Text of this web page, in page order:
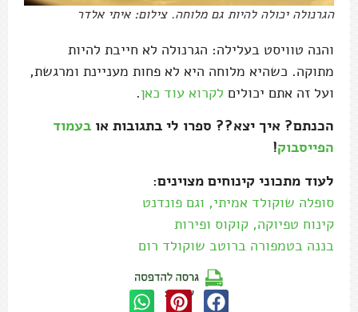
הגרנולה יכולה להיות גם מלוחה. צילום: איתי אלדר
והנה טוויסט בעלילה: הגרנולה לא חייבת להיות
מתוקה. כשהיא מלוחה היא לא פחות מעניינת ומרגשת,
ועל זה אתם יכולים לקרוא עוד כאן.
הכנתם? איך יצא?? ספרו לי בתגובות או בעמוד
הפייסבוק!
לעוד מתכוני קינוחים מצוינים:
סופלה שוקולד אמיתי, וגם פונדנט
קינוח טפיוקה, קוקוס ופירות
בננה בטמפורה ברוטב שוקולד רום
שתפו: